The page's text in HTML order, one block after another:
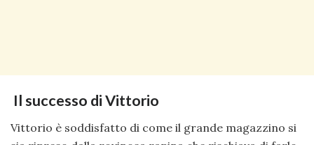
Il successo di Vittorio
Vittorio è soddisfatto di come il grande magazzino si